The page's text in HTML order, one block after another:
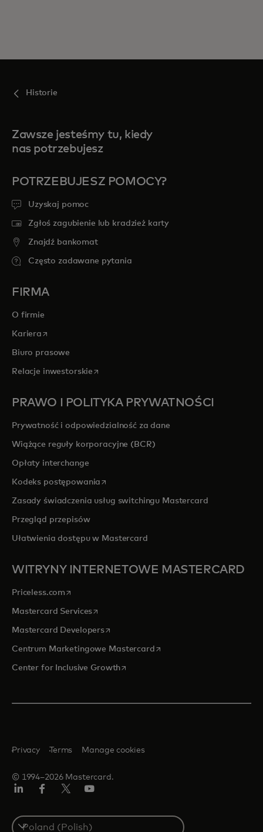
Historie
Zawsze jesteśmy tu, kiedy
nas potrzebujesz
POTRZEBUJESZ POMOCY?
Uzyskaj pomoc
Zgłoś zagubienie lub kradzież karty
Znajdź bankomat
Często zadawane pytania
FIRMA
O firmie
Kariera opens in a new tab
Biuro prasowe
Relacje inwestorskie opens in a new tab
PRAWO I POLITYKA PRYWATNOŚCI
Prywatność i odpowiedzialność za dane
Wiążące reguły korporacyjne (BCR)
Opłaty interchange
Kodeks postępowania opens in a new tab
Zasady świadczenia usług switchingu Mastercard
Przegląd przepisów
Ułatwienia dostępu w Mastercard
WITRYNY INTERNETOWE MASTERCARD
Priceless.com opens in a new tab
Mastercard Servicesopens in a new tab
Mastercard Developersopens in a new tab
Centrum Marketingowe Mastercardopens in a new tab
Center for Inclusive Growthopens in a new tab
© 1994–2026 Mastercard.
Privacy Terms Manage cookies
Select
a